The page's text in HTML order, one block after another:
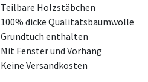
Teilbare Holzstäbchen
100% dicke Qualitätsbaumwolle
Grundtuch enthalten
Mit Fenster und Vorhang
Keine Versandkosten